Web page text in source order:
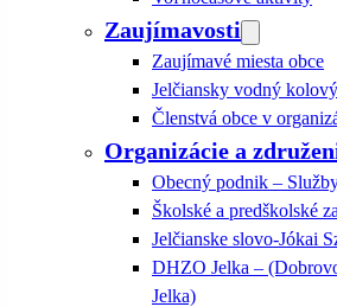
Zaujímavosti
Zaujímavé miesta obce
Jelčiansky vodný
Členstvá obce v
Organizácie a
Obecný podnik –
Školské a predškolské
Jelčianske slovo-Jókai
DHZO Jelka –
Jelka)